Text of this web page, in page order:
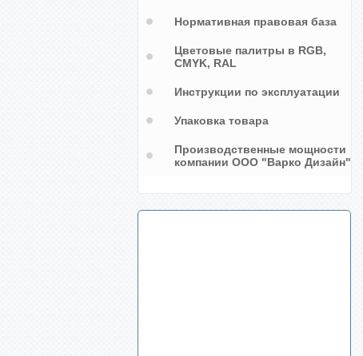
Нормативная правовая база
Цветовые палитры в RGB,
CMYK, RAL
Инструкции по эксплуатации
Упаковка товара
Производственные мощности
компании ООО "Варко Дизайн"